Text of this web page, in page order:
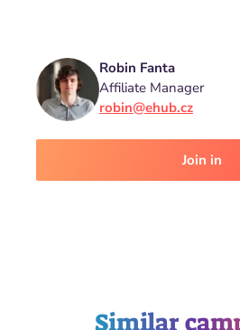
Robin Fanta
Affiliate Manager
robin@ehub.cz
Join in
Similar